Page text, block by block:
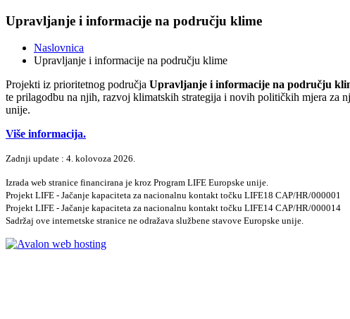
Upravljanje i informacije na području klime
Naslovnica
Upravljanje i informacije na području klime
Projekti iz prioritetnog područja Upravljanje i informacije na području
te prilagodbu na njih, razvoj klimatskih strategija i novih političkih mjera za
unije.
Više informacija.
Zadnji update : 4. kolovoza 2026.
Izrada web stranice financirana je kroz Program LIFE Europske unije.
Projekt LIFE - Jačanje kapaciteta za nacionalnu kontakt točku LIFE18 CAP/HR/000001
Projekt LIFE - Jačanje kapaciteta za nacionalnu kontakt točku LIFE14 CAP/HR/000014
Sadržaj ove internetske stranice ne odražava službene stavove Europske unije.